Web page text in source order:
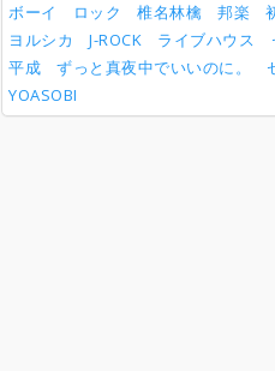
ボーイ
ロック 椎名林檎 邦楽
ヨルシカ
J-ROCK ライブハウス
平成
ずっと真夜中でいいのに。
YOASOBI